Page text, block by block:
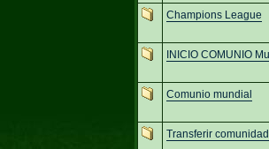
Champions League
INICIO COMUNIO
Comunio mundial
Transferir